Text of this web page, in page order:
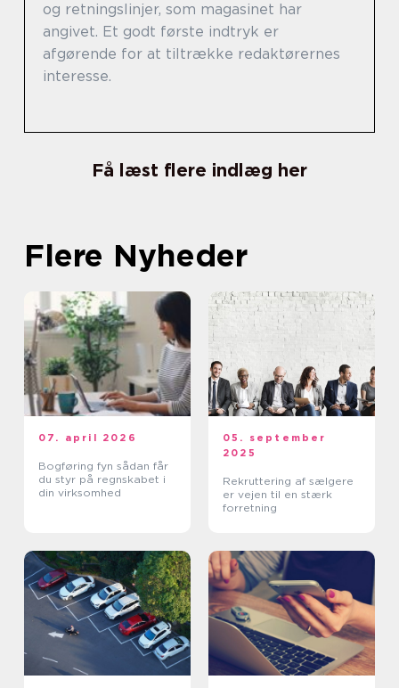
og retningslinjer, som magasinet har
angivet. Et godt første indtryk er
afgørende for at tiltrække redaktørernes
interesse.
Få læst flere indlæg her
Flere Nyheder
07. april 2026
Bogføring fyn sådan får
du styr på regnskabet i
din virksomhed
05. september
2025
Rekruttering af sælgere
er vejen til en stærk
forretning